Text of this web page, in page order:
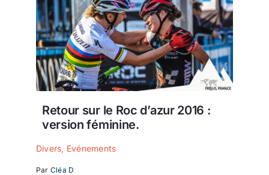
Retour sur le Roc d’azur 2016 :
version féminine.
Divers, Evénements
Par Cléa D